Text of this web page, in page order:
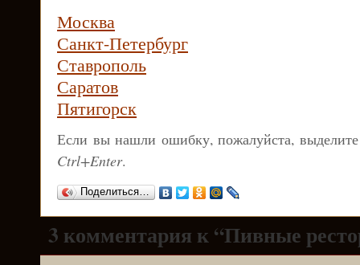
Москва
Санкт-Петербург
Ставрополь
Саратов
Пятигорск
Если вы нашли ошибку, пожалуйста,
Ctrl+Enter.
Поделиться…
3 комментария к “Пивные